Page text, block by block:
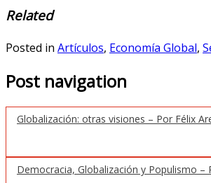
Related
Posted in Artículos, Economía Global,
Post navigation
Globalización: otras visiones – Por Félix
Democracia, Globalización y Populismo –